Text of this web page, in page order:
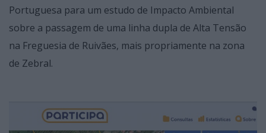
Portuguesa para um estudo de Impacto Ambiental
sobre a passagem de uma linha dupla de Alta Tensão
na Freguesia de Ruivães, mais propriamente na zona
de Zebral.